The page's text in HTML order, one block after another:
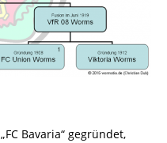
Bavaria“ gegründet,